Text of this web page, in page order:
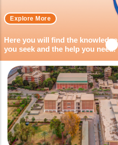
Here you will find the knowledge
you seek and the help you need.
Explore More